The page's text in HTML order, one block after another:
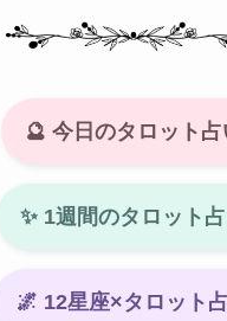
🔮 今日のタロット占
✨ 1週間のタロット
🌌 12星座×タロット